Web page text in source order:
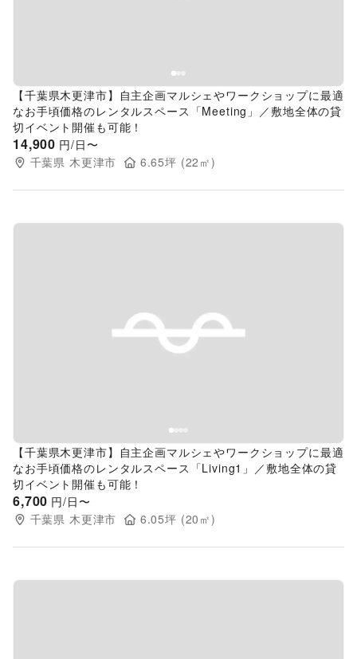
【千葉県木更津市】自主企画マルシェやワークショップに最適
なお手頃価格のレンタルスペース「Meeting」／敷地全体の貸
切イベント開催も可能！
14,900 円/日〜
千葉県 木更津市 6.65坪 (22 ㎡)
Previous slide
【千葉県木更津市】自主企画マルシェやワークショップに最適
なお手頃価格のレンタルスペース「Living1」／敷地全体の貸
切イベント開催も可能！
6,700 円/日〜
千葉県 木更津市 6.05坪 (20 ㎡)